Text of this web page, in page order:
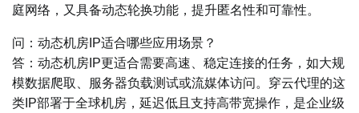
庭网络，又具备动态轮换功能，提升匿名性和可靠性。
问：动态机房IP适合哪些应用场景？
答：动态机房IP更适合需要高速、稳定连接的任务，如大规
模数据爬取、服务器负载测试或流媒体访问。穿云代理的这
类IP部署于全球机房，延迟低且支持高带宽操作，是企业级